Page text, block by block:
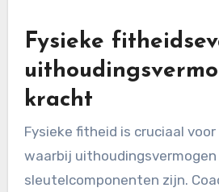
Fysieke
kracht
Fysieke fitheid is cruciaal
waarbij
sleutelcomponenten zijn.